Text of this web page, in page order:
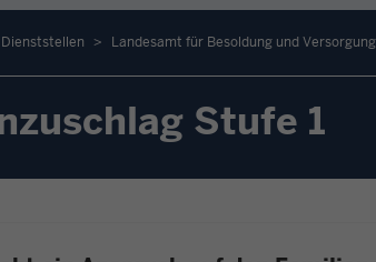
Landesamt für Besoldung und
Stufe 1